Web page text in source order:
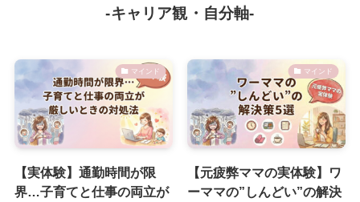
-キャリア観・自分軸-
マインド
【実体験】通勤時間が限
界…子育てと仕事の両立が
マインド
【元疲弊ママの実体験】ワ
ーママの”しんどい”の解決